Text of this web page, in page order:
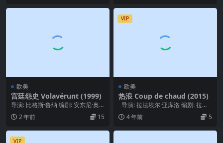
欧美
宫廷怨史 Volavérunt (1999)
导演: 比格斯·鲁纳 编剧: 安东尼·奥
雷塔 / 库卡·卡纳尔斯 / 比格斯·鲁...
2 年前 15
VIP
欧美
热浪 Coup de chaud (2015)
导演: 拉法埃尔·亚库洛 编剧: 拉法
埃尔·亚库洛 / Lise ...
4 年前 5
VIP